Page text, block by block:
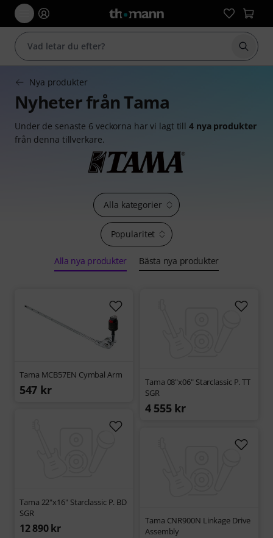
Börja
Nya produkter
Nyheter från Tama
Under de senaste 6 veckorna har vi lagt till4 nya produkter
från denna tillverkare.
Popularitet
Alla kategorier
Alla nya produkter Bästa nya produkter
Tama MCB57EN Cymbal Arm
547 kr
Tama 08"x06" Starclassic P. TT
SGR
4 555 kr
Tama 22"x16" Starclassic P. BD
SGR
12 890 kr
Tama CNR900N Linkage Drive
Assembly